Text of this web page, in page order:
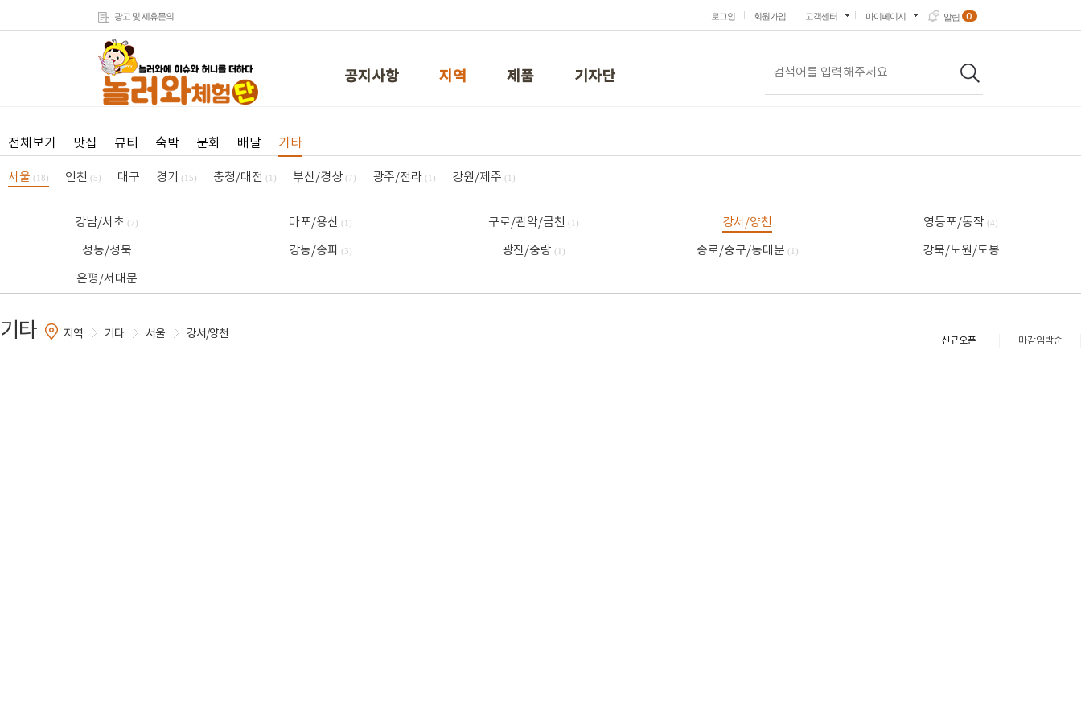
광고 및 제휴문의 로그인 회원가입 고객센터 마이페이지 알림 0
공지사항 지역 제품 기자단
전체보기 맛집 뷰티 숙박 문화 배달 기타
서울 (18) 인천 (5) 대구 경기 (15) 충청/대전 (1) 부산/경상 (7) 광주/전라 (1) 강원/제주 (1)
강남/서초(7) 마포/용산 (1) 구로/관악/금천(1) 강서/양천 영등포/동작(4)
성동/성북 강동/송파 (3) 광진/중랑(1) 종로/중구/동대문 (1) 강북/노원/도봉
은평/서대문
기타 지역 기타 서울 강서/양천
신규오픈 마감임박순